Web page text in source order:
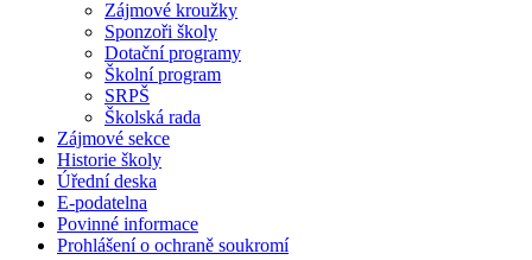
Zájmové kroužky
Sponzoři školy
Dotační programy
Školní program
SRPŠ
Školská rada
Zájmové sekce
Historie školy
Úřední deska
E-podatelna
Povinné informace
Prohlášení o ochraně soukromí